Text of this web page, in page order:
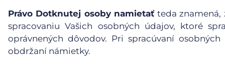
Právo Dotknutej osoby namietaťteda znamená,
spracovaniu Vašich osobných údajov, ktoré
oprávnených dôvodov. Pri spracúvaní
obdržaní námietky.